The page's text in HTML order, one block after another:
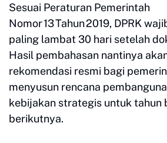
Sesuai Peraturan Pemerintah
Nomor 13 Tahun 2019, DPRK
paling lambat 30 hari setelah
Hasil pembahasan nantinya
rekomendasi resmi bagi
menyusun rencana
kebijakan strategis untuk tahun
berikutnya.